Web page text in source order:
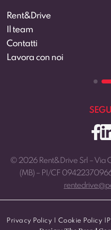
Rent&Drive
Il team
Contatti
Lavora con noi
© 2026 Rent&Drive Srl – Via
(MB) – PI/CF
Privacy Policy Cookie Policy